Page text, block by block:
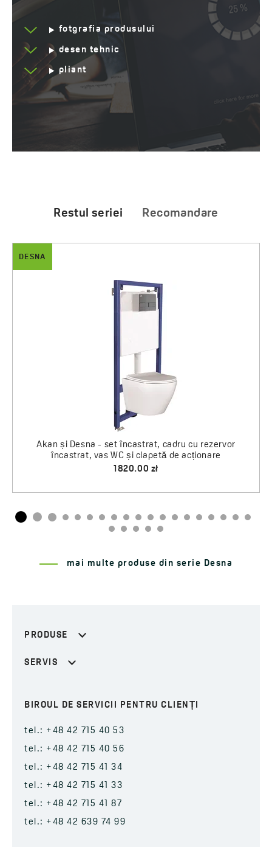
fotgrafia produsului
desen tehnic
pliant
Restul seriei Recomandare
DESNA
Akan și Desna - set încastrat, cadru cu rezervor
încastrat, vas WC și clapetă de acționare
AAgent pentru curățarea cabinelor de duș,
a cădițelor de duș și a căzilor de baie
mai multe produse din serie Desna
PRODUSE
SERVIS
BIROUL DE SERVICII PENTRU CLIENȚI
tel.: +48 42 715 40 53
tel.: +48 42 715 40 56
tel.: +48 42 715 41 34
tel.: +48 42 715 41 33
tel.: +48 42 715 41 87
tel.: +48 42 639 74 99